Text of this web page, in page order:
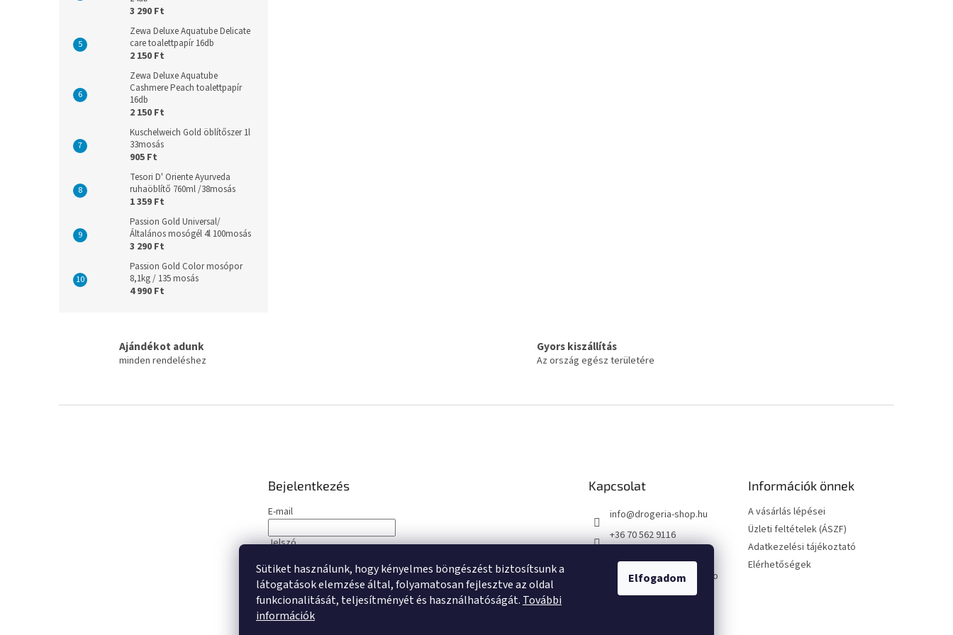
Sütiket használunk, hogy kényelmes böngészést biztosítsunk a
látogatások elemzése által, folyamatosan fejlesztve az oldal
funkcionalitását, teljesítményét és használhatóságát. További
információk
Elfogadom
3 290 Ft
Zewa Deluxe Aquatube Delicate
care toalettpapír 16db
2 150 Ft
Zewa Deluxe Aquatube
Cashmere Peach toalettpapír
16db
2 150 Ft
Kuschelweich Gold öblítőszer 1l
33mosás
905 Ft
Tesori D' Oriente Ayurveda
ruhaöblítő 760ml /38mosás
1 359 Ft
Passion Gold Universal/
Általános mosógél 4l 100mosás
3 290 Ft
Passion Gold Color mosópor
8,1kg / 135 mosás
4 990 Ft
Ajándékot adunk
minden rendeléshez
Gyors kiszállítás
Az ország egész területére
Bejelentkezés
E-mail
Jelszó
BEJELENTKEZÉS
Új regisztrációElfelejtett jelszó
Kapcsolat
info@drogeria-shop.hu
+36 70 562 9116
https://www.facebook.co
m/drogeriashophu
Információk önnek
A vásárlás lépései
Üzleti feltételek (ÁSZF)
Adatkezelési tájékoztató
Elérhetőségek